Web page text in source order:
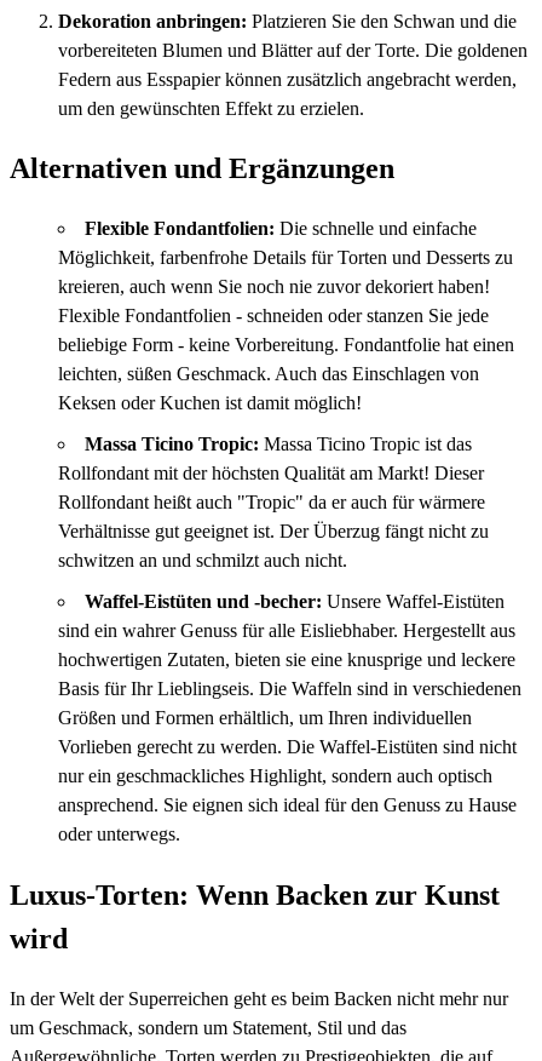
Dekoration anbringen: Platzieren Sie den Schwan und die
vorbereiteten Blumen und Blätter auf der Torte. Die goldenen
Federn aus Esspapier können zusätzlich angebracht werden,
um den gewünschten Effekt zu erzielen.
Alternativen und Ergänzungen
Flexible Fondantfolien: Die schnelle und einfache
Möglichkeit, farbenfrohe Details für Torten und Desserts zu
kreieren, auch wenn Sie noch nie zuvor dekoriert haben!
Flexible Fondantfolien - schneiden oder stanzen Sie jede
beliebige Form - keine Vorbereitung. Fondantfolie hat einen
leichten, süßen Geschmack. Auch das Einschlagen von
Keksen oder Kuchen ist damit möglich!
Massa Ticino Tropic: Massa Ticino Tropic ist das
Rollfondant mit der höchsten Qualität am Markt! Dieser
Rollfondant heißt auch "Tropic" da er auch für wärmere
Verhältnisse gut geeignet ist. Der Überzug fängt nicht zu
schwitzen an und schmilzt auch nicht.
Waffel-Eistüten und -becher: Unsere Waffel-Eistüten
sind ein wahrer Genuss für alle Eisliebhaber. Hergestellt aus
hochwertigen Zutaten, bieten sie eine knusprige und leckere
Basis für Ihr Lieblingseis. Die Waffeln sind in verschiedenen
Größen und Formen erhältlich, um Ihren individuellen
Vorlieben gerecht zu werden. Die Waffel-Eistüten sind nicht
nur ein geschmackliches Highlight, sondern auch optisch
ansprechend. Sie eignen sich ideal für den Genuss zu Hause
oder unterwegs.
Luxus-Torten: Wenn Backen zur Kunst
wird
In der Welt der Superreichen geht es beim Backen nicht mehr nur
um Geschmack, sondern um Statement, Stil und das